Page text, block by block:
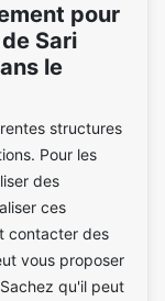
pour
Sari
le
structures
Pour les
des
ces
contacter des
vous proposer
qu'il peut